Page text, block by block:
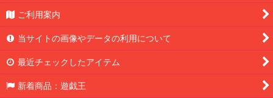
ご利用案内
当サイトの画像やデータの利用について
最近チェックしたアイテム
新着商品：遊戯王